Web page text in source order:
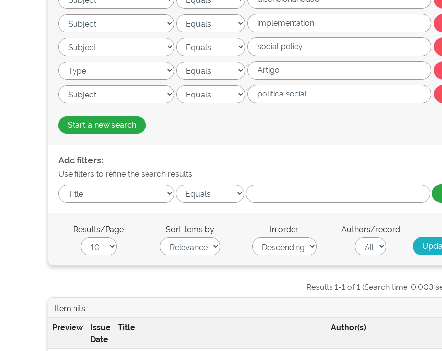
Start a new search
Add filters:
Use filters to refine the search results.
Results/Page Sort items by In order Authors/record
Results 1-1 of 1 (Search time: 0.003
Item hits:
Preview
Issue
Date
Title Author(s)